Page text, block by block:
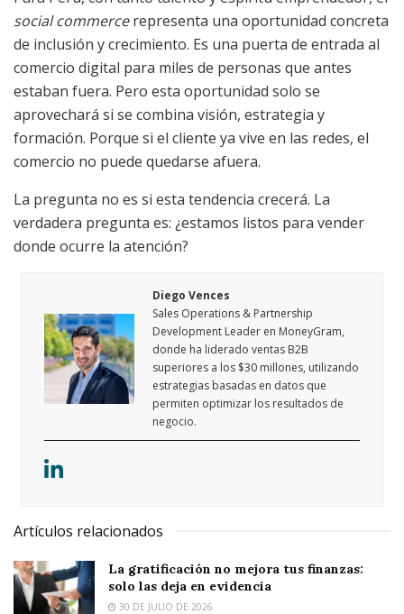
social commercerepresenta una oportunidad concreta
de inclusión y crecimiento. Es una puerta de entrada al
comercio digital para miles de personas que antes
estaban fuera. Pero esta oportunidad solo se
aprovechará si se combina visión, estrategia y
formación. Porque si el cliente ya vive en las redes, el
comercio no puede quedarse afuera.
La pregunta no es si esta tendencia crecerá. La
verdadera pregunta es: ¿estamos listos para vender
donde ocurre la atención?
Diego Vences
Sales Operations & Partnership
Development Leader en MoneyGram,
donde ha liderado ventas B2B
superiores a los $30 millones, utilizando
estrategias basadas en datos que
permiten optimizar los resultados de
negocio.
Artículos relacionados
La gratificación no mejora tus finanzas:
solo las deja en evidencia
30 DE JULIO DE 2026